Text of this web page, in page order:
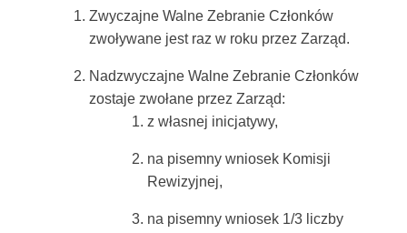
Zwyczajne Walne Zebranie Członków
zwoływane jest raz w roku przez Zarząd.
Nadzwyczajne Walne Zebranie Członków
zostaje zwołane przez Zarząd:
z własnej inicjatywy,
na pisemny wniosek Komisji
Rewizyjnej,
na pisemny wniosek 1/3 liczby